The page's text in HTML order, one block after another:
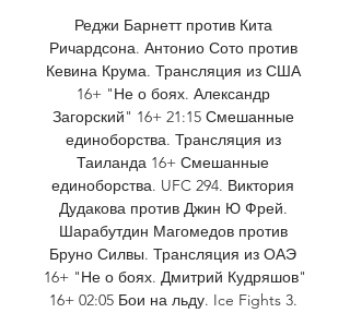
Реджи Барнетт против Кита
Ричардсона. Антонио Сото против
Кевина Крума. Трансляция из США
16+ "Не о боях. Александр
Загорский" 16+ 21:15 Смешанные
единоборства. Трансляция из
Таиланда 16+ Смешанные
единоборства. UFC 294. Виктория
Дудакова против Джин Ю Фрей.
Шарабутдин Магомедов против
Бруно Силвы. Трансляция из ОАЭ
16+ "Не о боях. Дмитрий Кудряшов"
16+ 02:05 Бои на льду. Ice Fights 3.